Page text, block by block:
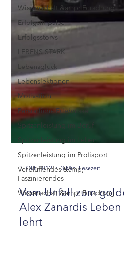
Wissenschaft &amp; Forschung
Erfolgsimpulse
Erfolgsstorys
LEBENS STARK
Lebensglück
Lebenslektionen
Motivation
Persönliche Erlebnisse
Spitzenleistung im Beruf
Spitzenleistung im Leben
Spitzenleistung im Profisport
Verblüffendes &amp;
Faszinierendes
Wissenschaft &amp; Forschung
2. Okt. 2012 3 Min. Lesezeit
Vom Unfall zum